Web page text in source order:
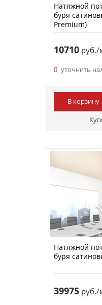
Натяжной
буря
Premium)
10710руб./
уточнить
В корзину
Натяжной
буря
39975руб./